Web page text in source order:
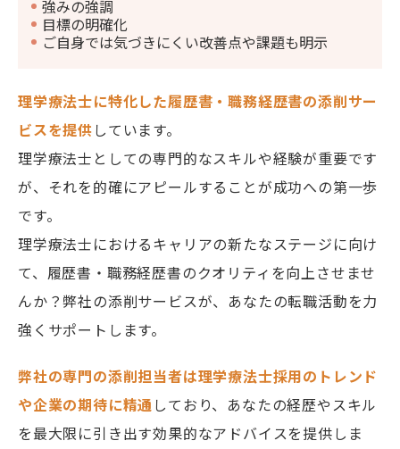
強みの強調
目標の明確化
ご自身では気づきにくい改善点や課題も明示
理学療法士に特化した履歴書・職務経歴書の添削サー
ビスを提供しています。
理学療法士としての専門的なスキルや経験が重要です
が、それを的確にアピールすることが成功への第一歩
です。
理学療法士におけるキャリアの新たなステージに向け
て、履歴書・職務経歴書のクオリティを向上させませ
んか？弊社の添削サービスが、あなたの転職活動を力
強くサポートします。
弊社の専門の添削担当者は理学療法士採用のトレンド
や企業の期待に精通 しており、あなたの経歴やスキル
を最大限に引き出す効果的なアドバイスを提供しま